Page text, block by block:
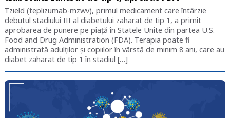
Tzield (teplizumab-mzwv), primul medicament care întârzie
debutul stadiului III al diabetului zaharat de tip 1, a primit
aprobarea de punere pe piață în Statele Unite din partea U.S.
Food and Drug Administration (FDA). Terapia poate fi
administrată adulților și copiilor în vârstă de minim 8 ani, care au
diabet zaharat de tip 1 în stadiul […]